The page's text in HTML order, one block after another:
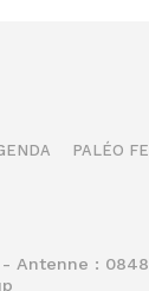
PALÉO
Antenne :